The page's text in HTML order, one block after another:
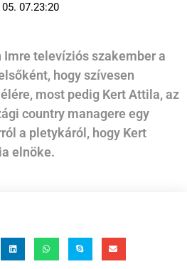
07.23:20
Imre televíziós szakember a
hogy szívesen
most pedig Kert Attila, az
country managere egy
a pletykáról, hogy Kert
elnöke.